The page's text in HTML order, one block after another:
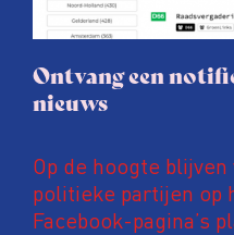
Ontvang een
nieuws
Op de hoogte
politieke partijen op
Facebook-pagina’s